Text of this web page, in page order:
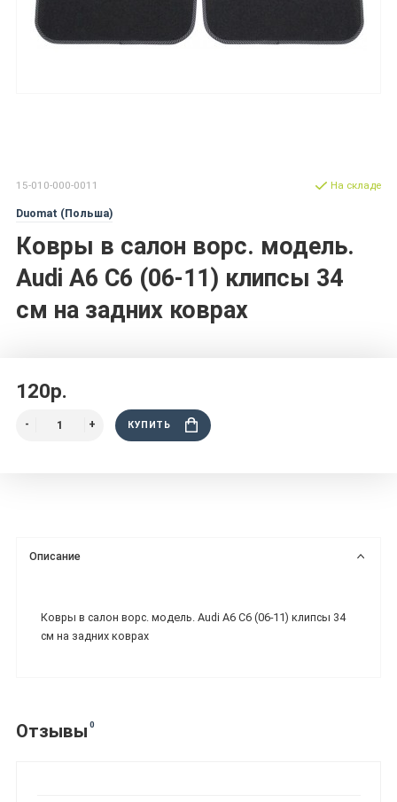
15-010-000-0011
Duomat (Польша)
Ковры в салон ворс. модель.
Audi A6 C6 (06-11) клипсы 34
см на задних коврах
На складе
120р.
КУПИТЬ
Описание
Ковры в салон ворс. модель. Audi A6 C6 (06-11) клипсы 34
см на задних коврах
Отзывы 0